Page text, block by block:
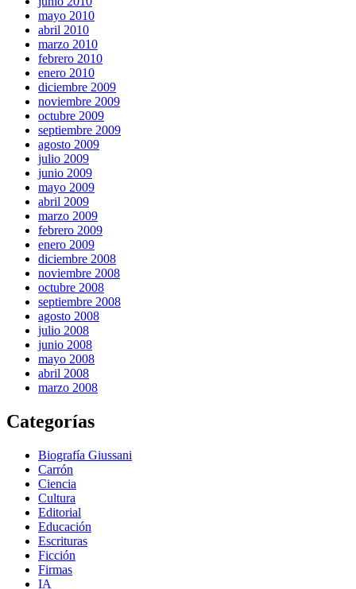
mayo 2010
abril 2010
marzo 2010
febrero 2010
enero 2010
diciembre 2009
noviembre 2009
octubre 2009
septiembre 2009
agosto 2009
julio 2009
junio 2009
mayo 2009
abril 2009
marzo 2009
febrero 2009
enero 2009
diciembre 2008
noviembre 2008
octubre 2008
septiembre 2008
agosto 2008
julio 2008
junio 2008
mayo 2008
abril 2008
marzo 2008
Categorías
Biografía Giussani
Carrón
Ciencia
Cultura
Editorial
Educación
Escrituras
Ficción
Firmas
IA